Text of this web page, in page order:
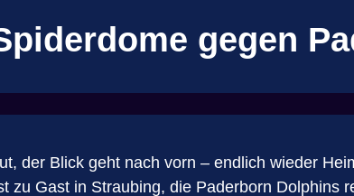
gegen
der Blick geht nach vorn – endlich wieder
zu Gast in Straubing, die Paderborn Dolphins